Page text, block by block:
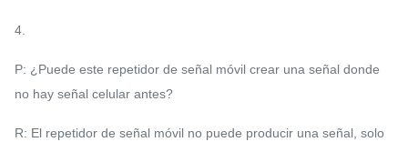
4.
P: ¿Puede este repetidor de señal móvil crear una señal donde
no hay señal celular antes?
R: El repetidor de señal móvil no puede producir una señal, solo